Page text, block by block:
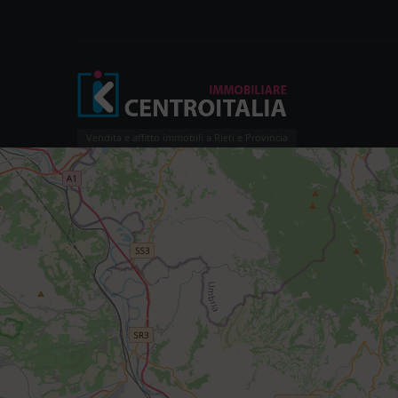
Vendita e affitto immobili a Rieti e Provincia